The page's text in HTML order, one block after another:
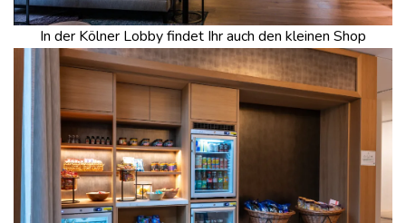
In der Kölner Lobby findet Ihr auch den kleinen Shop